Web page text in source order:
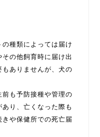
種類によっては届け
の他飼育時に届け出
ありませんが、犬の
も予防接種や管理の
り、亡くなった際も
や保健所での死亡届